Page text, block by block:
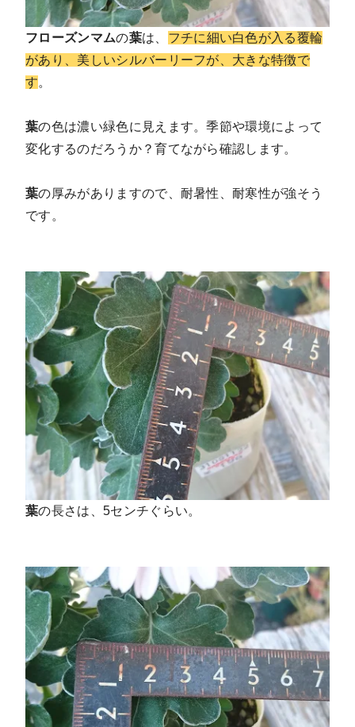
フローズンマムの葉は、 フチに細い白色が入る覆輪
があり、美しいシルバーリーフが、大きな特徴で
す。
葉の色は濃い緑色に見えます。季節や環境によって
変化するのだろうか？育てながら確認します。
葉の厚みがありますので、耐暑性、耐寒性が強そう
です。
葉の長さは、5センチぐらい。